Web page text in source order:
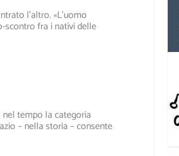
l’altro. «L’uomo
scontro fra i nativi delle
tempo la categoria
– nella storia – consente